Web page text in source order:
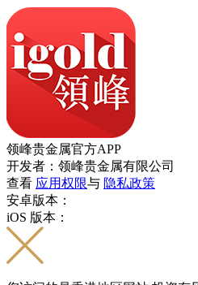
领峰贵金属官方APP
开发者：领峰贵金属有限公司
查看 应用权限与 隐私政策
安卓版本：
iOS 版本：